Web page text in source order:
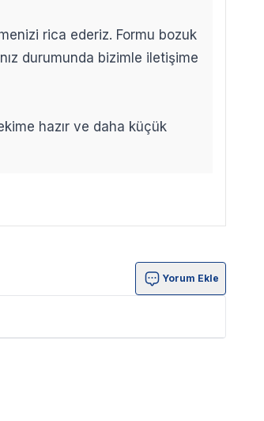
rica ederiz. Formu bozuk
durumunda bizimle iletişime
hazır ve daha küçük
Yorum Ekle